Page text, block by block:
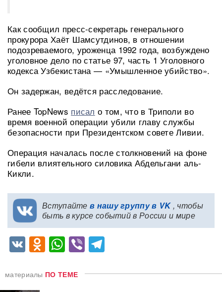
Как сообщил пресс-секретарь генерального
прокурора Хаёт Шамсутдинов, в отношении
подозреваемого, уроженца 1992 года, возбуждено
уголовное дело по статье 97, часть 1 Уголовного
кодекса Узбекистана — «Умышленное убийство».
Он задержан, ведётся расследование.
Ранее TopNews писал о том, что в Триполи во
время военной операции убили главу службы
безопасности при Президентском совете Ливии.
Операция началась после столкновений на фоне
гибели влиятельного силовика Абдельгани аль-
Кикли.
Вступайте в нашу группу в VK, чтобы
быть в курсе событий в России и мире
VKOdnoklassniki
WhatsApp
Viber
материалы ПО ТЕМЕ